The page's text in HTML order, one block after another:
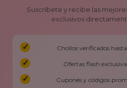
Suscríbete y recibe las
exclusivos
Chollos verificados
Ofertas flash
Cupones y códigos